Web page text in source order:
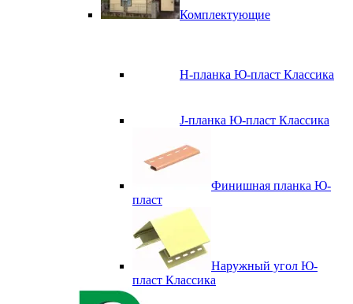
Комплектующие
H-планка Ю-пласт Классика
J-планка Ю-пласт Классика
Финишная планка Ю-
пласт
Наружный угол Ю-
пласт Классика